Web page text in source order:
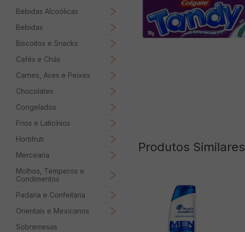
Bebidas Alcoólicas
Bebidas
Biscoitos e Snacks
Cafés e Chás
Carnes, Aves e Peixes
Chocolates
Congelados
Frios e Laticínios
Hortifruti
Mercearia
Molhos, Temperos e
Condimentos
Padaria e Confeitaria
Orientais e Mexicanos
Sobremesas
Produtos Similares